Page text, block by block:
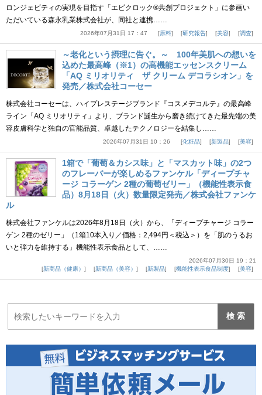
ロンジェビティの実現を目指す「エピクロック®共創プロジェクト」に参画い
ただいている森永乳業株式会社が、同社と連携……
2026年07月31日 17：47 原料 研究報告 美容 調査
～老化という摂理に告ぐ。～ 100年美肌への想いを
込めた最高峰（※1）の高機能エッセンスクリーム
「AQ ミリオリティ ザ クリーム デコラシオン」を
発売／株式会社コーセー
株式会社コーセーは、ハイプレステージブランド『コスメデコルテ』の最高峰
ライン「AQ ミリオリティ」より、ブランド誕生から磨き続けてきた最先端の美
容皮膚科学と独自の官能品質、卓越したテクノロジーを結集し……
2026年07月31日 10：26 化粧品 新製品 美容
1箱で「葡萄＆カシス味」と「マスカット味」の2つ
のフレーバーが楽しめるファンケル「ディープチャ
ージ コラーゲン 2種の葡萄ゼリー」（機能性表示食
品）8月18日（火）数量限定発売／株式会社ファンケ
ル
株式会社ファンケルは2026年8月18日（火）から、「ディープチャージ コラー
ゲン 2種のゼリー」（1箱10本入り／価格：2,494円＜税込＞）を「肌のうるお
いと弾力を維持する」機能性表示食品として、……
2026年07月30日 19：21
新商品（健康）
新商品（美容） 新製品 機能性表示食品制度 美容